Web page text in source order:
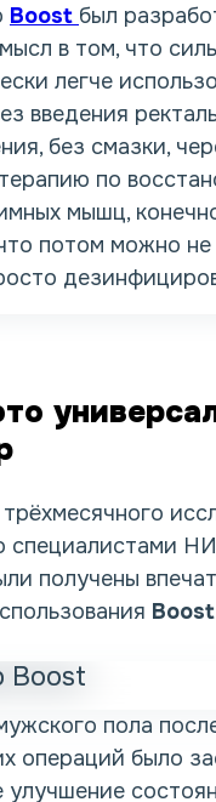
Boost был
в том, что
легче
введения
, без смазки,
по
мышц,
потом можно
специалистами
получены
Boost
пола
операций было
улучшение